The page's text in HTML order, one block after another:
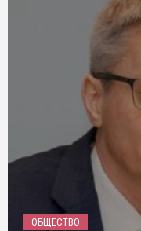
ОБЩЕСТВО